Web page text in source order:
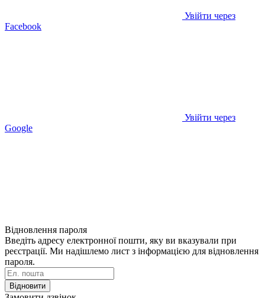
Увійти через
Facebook
Увійти через
Google
Відновлення пароля
Введіть адресу електронної пошти, яку ви вказували при
реєстрації. Ми надішлемо лист з інформацією для відновлення
пароля.
Відновити